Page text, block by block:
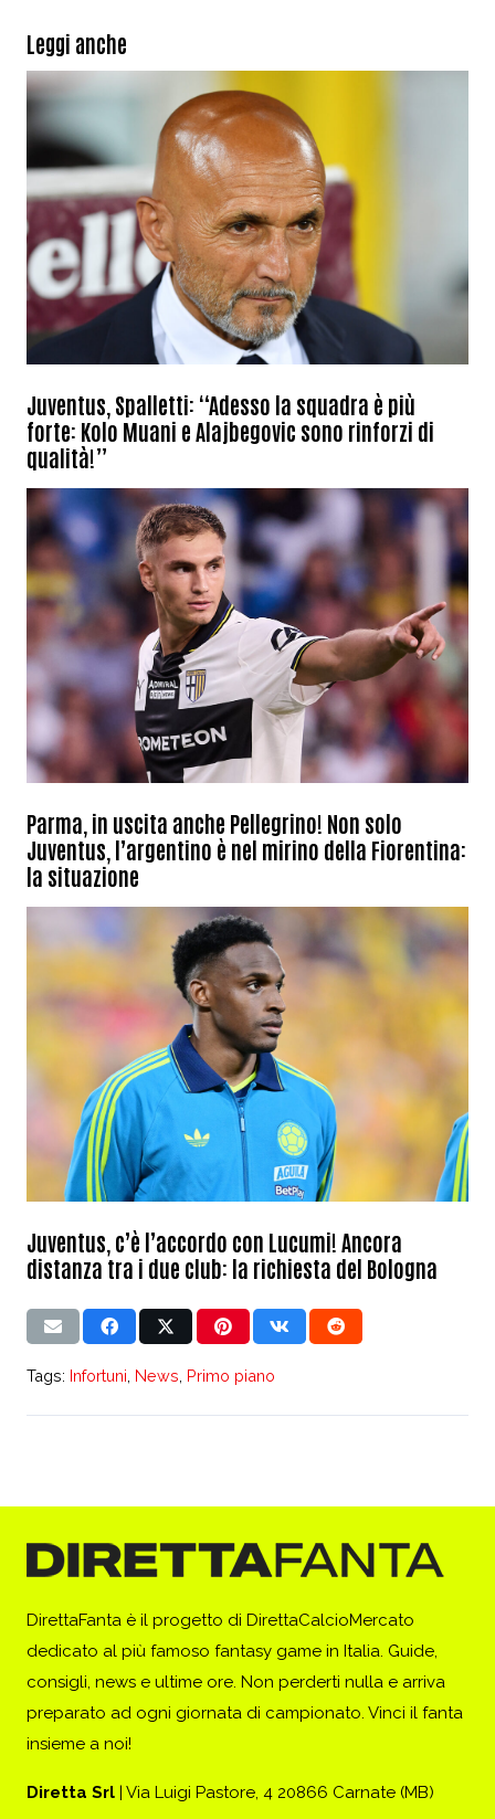
Leggi anche
Juventus, Spalletti: “Adesso la squadra è più
forte: Kolo Muani e Alajbegovic sono rinforzi di
qualità!”
Parma, in uscita anche Pellegrino! Non solo
Juventus, l’argentino è nel mirino della Fiorentina:
la situazione
Juventus, c’è l’accordo con Lucumi! Ancora
distanza tra i due club: la richiesta del Bologna
Tags: Infortuni News Primo piano
DirettaFanta è il progetto di DirettaCalcioMercato
dedicato al più famoso fantasy game in Italia. Guide,
consigli, news e ultime ore. Non perderti nulla e arriva
preparato ad ogni giornata di campionato. Vinci il fanta
insieme a noi!
Diretta Srl | Via Luigi Pastore, 4 20866 Carnate (MB)